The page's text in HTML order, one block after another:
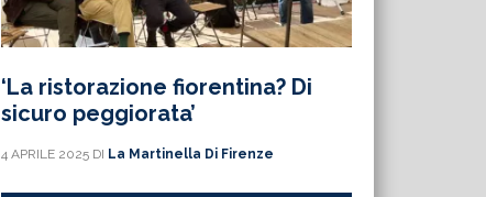
‘La ristorazione fiorentina? Di
sicuro peggiorata’
4 APRILE 2025 DI La Martinella Di Firenze